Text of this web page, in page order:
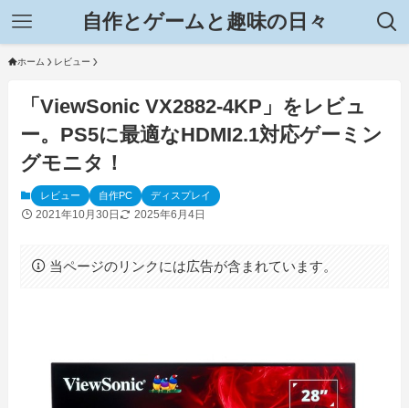
自作とゲームと趣味の日々
ホーム レビュー
「ViewSonic VX2882-4KP」をレビュ
ー。PS5に最適なHDMI2.1対応ゲーミン
グモニタ！
レビュー 自作PC ディスプレイ
2021年10月30日 2025年6月4日
当ページのリンクには広告が含まれています。